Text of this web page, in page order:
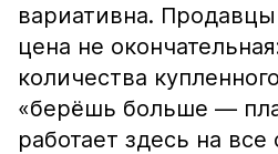
вариативна.
цена не
количества
«берёшь больше —
работает здесь на все